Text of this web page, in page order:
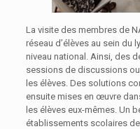
La visite des membres de
réseau d’élèves au sein du
niveau national. Ainsi, des
sessions de discussions
les élèves. Des solutions
ensuite mises en œuvre
les élèves eux-mêmes. Un
établissements scolaires de